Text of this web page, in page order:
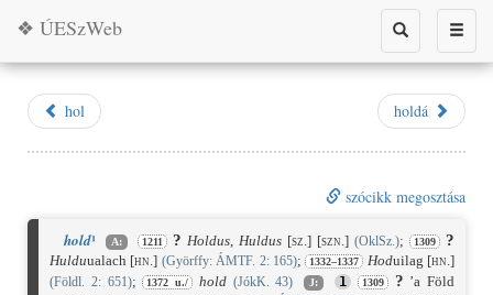
Toggle
Toggle
search
❖ ÚESzWeb
hol holdá
szócikk megosztása
hold¹ A: 1211 ? Holdus,Huldus [sz.] [szn.] (OklSz.); 1309 ?
Hulduualach [hn.] (Györffy: ÁMTF. 2: 165); 1332–1337 Hoduilag [hn.]
(Földl. 2: 651); 1372 u./ hold (JókK. 43) J: 1 1309 ? ’a Föld